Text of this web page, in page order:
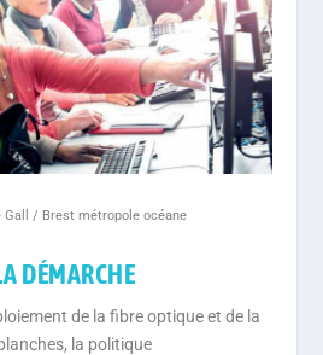
/ Brest métropole océane
DÉMARCHE
de la fibre optique et de la
la politique